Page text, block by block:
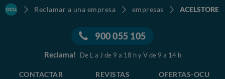
Reclamar a una empresa empresas ACELSTORE
900 055 105
Reclama! De L a J de 9 a 18 h y V de 9 a 14 h
CONTACTAR REVISTAS OFERTAS-OCU